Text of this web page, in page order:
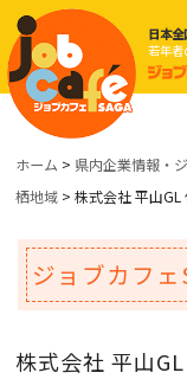
日本
若年者
ホーム > 県内企業情報・
栖地域 > 株式会社 平山GL
ジョブカフ
株式会社 平山